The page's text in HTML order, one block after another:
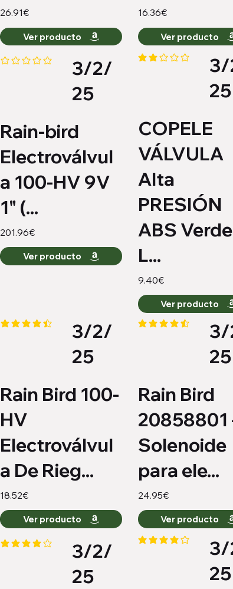
26.91€
Ver producto
16.36€
Ver producto
Aún no hay calificaciones
3/2/
25
Rain-bird
Electroválvul
a 100-HV 9V
1" (...
201.96€
Ver producto
la calificación promedio
25
COPELE
VÁLVULA
Alta
PRESIÓN
ABS Verde
L...
9.40€
Ver producto
la calificación promedio es 4.3 de 5
3/2/
25
Rain Bird 100-
HV
Electroválvul
a De Rieg...
18.52€
Ver producto
la calificación promedio
25
Rain Bird
20858801
Solenoide
para ele...
24.95€
Ver producto
la calificación promedio es 4 de 5
3/2/
25
la calificación
25